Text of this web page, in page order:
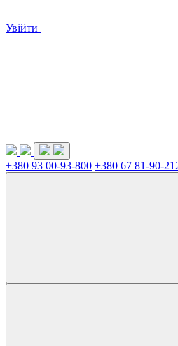
Увійти
+380 93 00-93-800 +380 67 81-90-